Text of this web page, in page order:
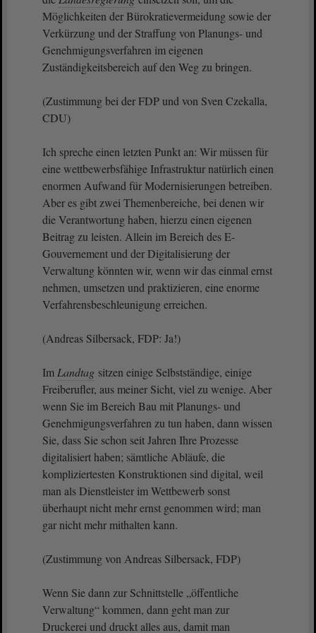
Möglichkeiten der Bürokratievermeidung sowie der
Verkürzung und der Straffung von Planungs- und
Genehmigungsverfahren im eigenen
Zuständigkeitsbereich auf den Weg zu bringen.
(Zustimmung bei der FDP und von Sven Czekalla,
CDU)
Ich spreche einen letzten Punkt an: Wir müssen für
eine wettbewerbsfähige Infrastruktur natürlich einen
enormen Aufwand für Modernisierungen betreiben.
Aber es gibt zwei Themenbereiche, bei denen wir
die Verantwortung haben, hierzu einen eigenen
Beitrag zu leisten. Allein im Bereich des E-
Gouvernement und der Digitalisierung der
Verwaltung könnten wir, wenn wir das einmal ernst
nehmen, umsetzen und praktizieren, eine enorme
Verfahrensbeschleunigung erreichen.
(Andreas Silbersack, FDP: Ja!)
Im Landtag sitzen einige Selbstständige, einige
Freiberufler, aus meiner Sicht, viel zu wenige. Aber
wenn Sie im Bereich Bau mit Planungs- und
Genehmigungsverfahren zu tun haben, dann wissen
Sie, dass Sie schon seit Jahren Ihre Prozesse
digitalisiert haben; sämtliche Abläufe, die
kompliziertesten Konstruktionen sind digital, weil
man als Dienstleister im Wettbewerb sonst
überhaupt nicht mehr ernst genommen wird; man
gar nicht mehr mithalten kann.
(Zustimmung von Andreas Silbersack, FDP)
Wenn Sie dann zur Schnittstelle „öffentliche
Verwaltung“ kommen, dann geht man zur
Druckerei und druckt alles aus, damit man